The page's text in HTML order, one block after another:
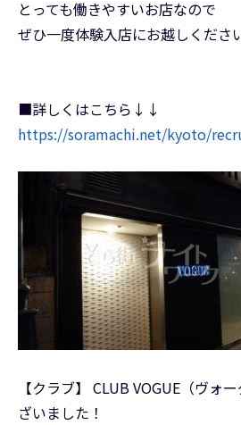
とっても働きやすいお店なので
ぜひ一度体験入店にお越しくださ
■詳しくはこちら↓↓
https://soramachi.net/kyoto/
【クラブ】 CLUB VOGUE（ヴォ
ざいました！